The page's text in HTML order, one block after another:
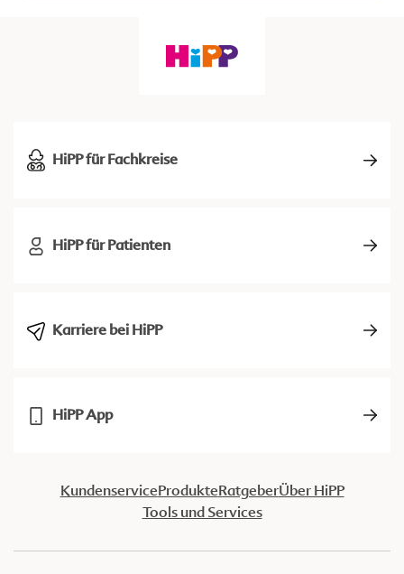
HiPP für Fachkreise
HiPP für Patienten
Karriere bei HiPP
HiPP App
KundenserviceProdukteRatgeberÜber HiPP
Tools und Services